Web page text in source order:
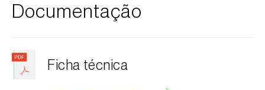
Documentação
Ficha técnica